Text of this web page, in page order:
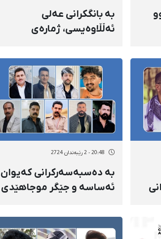
و
بە بانگکرانی عەلی
ئەڵڵاوەیسی، ژمارەی
سنە گەیشتە ١٨ کەس
20:48 - 2 رێبەندان 2724
بە دەسبەسەرکرانی کەیوان
ئەساسە و جێگر موجاهێدی
دەسبەسەرکراوانی پیرانشار
گەیشتە ٩ کەس